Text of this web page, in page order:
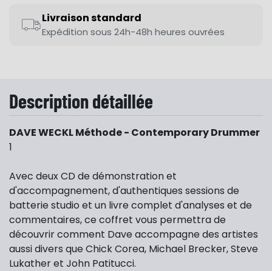
Livraison standard
Expédition sous 24h-48h heures ouvrées
Description détaillée
DAVE WECKL Méthode - Contemporary Drummer
1
Avec deux CD de démonstration et
d'accompagnement, d'authentiques sessions de
batterie studio et un livre complet d'analyses et de
commentaires, ce coffret vous permettra de
découvrir comment Dave accompagne des artistes
aussi divers que Chick Corea, Michael Brecker, Steve
Lukather et John Patitucci.